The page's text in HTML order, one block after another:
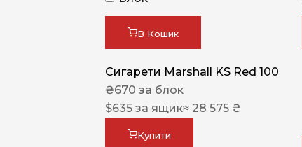
В Кошик
Сигарети Marshall KS Red 100
₴670 за блок
$635 за ящик≈ 28 575 ₴
Купити